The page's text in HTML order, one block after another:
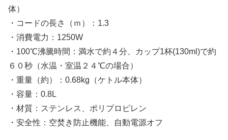
体）
・コードの長さ（ｍ）：1.3
・消費電力：1250W
・100℃沸騰時間：満水で約４分、カップ1杯(130ml)で約
６０秒（水温・室温２４℃の場合）
・重量（約）：0.68kg（ケトル本体）
・容量：0.8L
・材質：ステンレス、ポリプロピレン
・安全性：空焚き防止機能、自動電源オフ